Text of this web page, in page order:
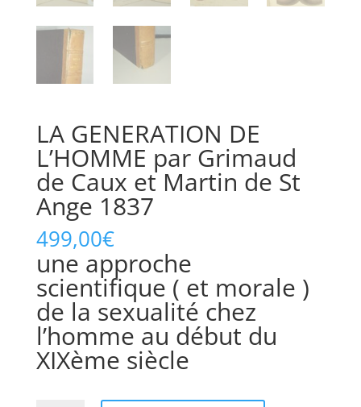
LA GENERATION DE
L’HOMME par Grimaud
de Caux et Martin de St
Ange 1837
499,00€
une approche
scientifique ( et morale )
de la sexualité chez
l’homme au début du
XIXème siècle